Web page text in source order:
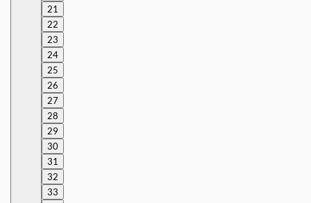
21
22
23
24
25
26
27
28
29
30
31
32
33